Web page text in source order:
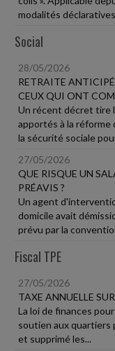
modalités
Social
28/05/2026
RETRAITE
CEUX QUI ONT
Un récent décret tire
apportés à la réforme
la sécurité sociale
27/05/2026
QUE RISQUE UN
PRÉAVIS ?
Un agent
domicile avait
prévu par la
Fiscal TPE
27/05/2026
TAXE ANNUELLE
La loi de finances
soutien aux quartiers
et supprimé les...